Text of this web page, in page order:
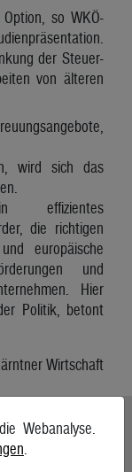
so WKÖ-
der Steuer-
von älteren
wird sich das
effizientes
die richtigen
europäische
und
Hier
Politik, betont
Wirtschaft
Webanalyse.
.